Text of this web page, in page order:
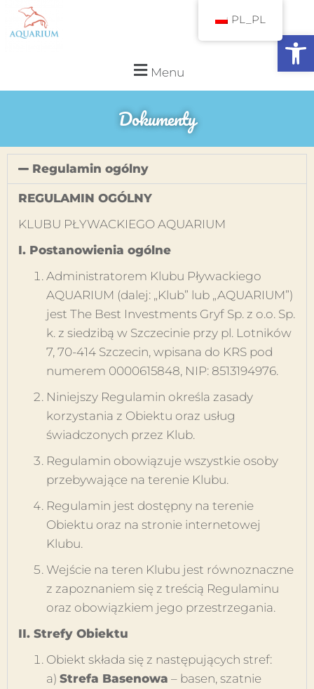
Otwórz pasek narzędzi
Menu
Dokumenty
Regulamin ogólny
REGULAMIN OGÓLNY
KLUBU PŁYWACKIEGO AQUARIUM
I. Postanowienia ogólne
Administratorem Klubu Pływackiego
AQUARIUM (dalej: „Klub” lub „AQUARIUM”)
jest The Best Investments Gryf Sp. z o.o. Sp.
k. z siedzibą w Szczecinie przy pl. Lotników
7, 70-414 Szczecin, wpisana do KRS pod
numerem 0000615848, NIP: 8513194976.
Niniejszy Regulamin określa zasady
korzystania z Obiektu oraz usług
świadczonych przez Klub.
Regulamin obowiązuje wszystkie osoby
przebywające na terenie Klubu.
Regulamin jest dostępny na terenie
Obiektu oraz na stronie internetowej
Klubu.
Wejście na teren Klubu jest równoznaczne
z zapoznaniem się z treścią Regulaminu
oraz obowiązkiem jego przestrzegania.
II. Strefy Obiektu
Obiekt składa się z następujących stref:
a) Strefa Basenowa – basen, szatnie
PL_PL